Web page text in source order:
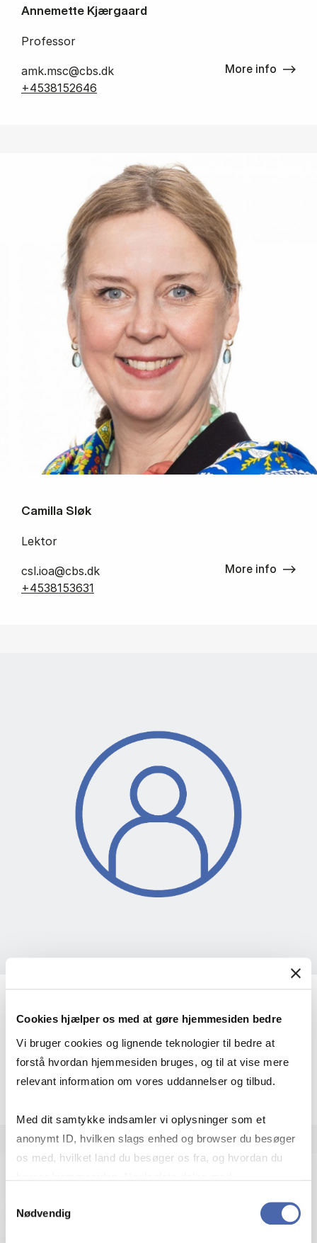
Cookies hjælper os med at gøre hjemmesiden bedre
Vi bruger cookies og lignende teknologier til bedre at
forstå hvordan hjemmesiden bruges, og til at vise mere
relevant information om vores uddannelser og tilbud.
Med dit samtykke indsamler vi oplysninger som et
anonymt ID, hvilken slags enhed og browser du besøger
os med, hvilket land du besøger os fra, og hvordan du
markedsføring. Du bestemmer selv - og kan altid trække
Nødvendig
Annemette Kjærgaard
Professor
amk.msc@cbs.dk
+4538152646
More info
Camilla Sløk
Lektor
csl.ioa@cbs.dk
+4538153631
More info
Ekstern lektor
cba.bhl@cbs.dk
+4538152482
More info